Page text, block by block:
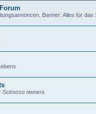
Banner: Alles für
Scirocco owners